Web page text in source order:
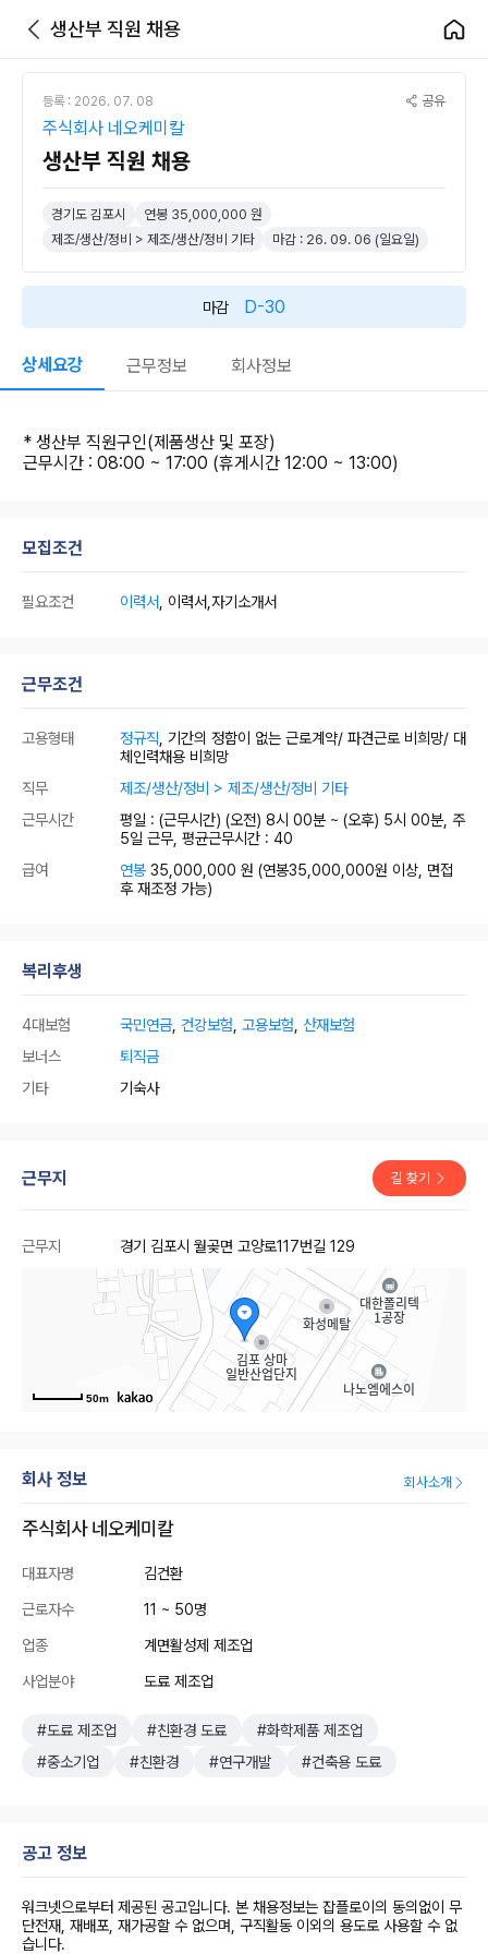
생산부 직원 채용
등록 : 2026. 07. 08 공유
주식회사 네오케미칼
생산부 직원 채용
경기도 김포시
연봉 35,000,000 원
제조/생산/정비 > 제조/생산/정비 기타
마감 : 26. 09. 06 (일요일)
마감 D-30
상세요강 근무정보 회사정보
* 생산부 직원구인(제품생산 및 포장)
근무시간 : 08:00 ~ 17:00 (휴게시간 12:00 ~ 13:00)
모집조건
필요조건 이력서 , 이력서,자기소개서
근무조건
고용형태 정규직 , 기간의 정함이 없는 근로계약/ 파견근로 비희망/ 대
체인력채용 비희망
직무
제조/생산/정비 > 제조/생산/정비 기타
근무시간
평일 : (근무시간) (오전) 8시 00분 ~ (오후) 5시 00분, 주
5일 근무, 평균근무시간 : 40
급여
연봉 35,000,000 원 (연봉35,000,000원 이상, 면접
후 재조정 가능)
복리후생
4대보험 국민연금 건강보험 고용보험 산재보험
보너스
퇴직금
기타
기숙사
근무지 길 찾기
근무지 경기 김포시 월곶면 고양로117번길 129
50m
회사 정보 회사소개
주식회사 네오케미칼
대표자명
김건환
근로자수
11 ~ 50명
업종
계면활성제 제조업
사업분야
도료 제조업
#도료 제조업 #친환경 도료
#화학제품 제조업
#중소기업
#친환경 #연구개발 #건축용 도료
공고 정보
워크넷으로부터 제공된 공고입니다. 본 채용정보는 잡플로이의 동의없이 무
단전재, 재배포, 재가공할 수 없으며, 구직활동 이외의 용도로 사용할 수 없
습니다.